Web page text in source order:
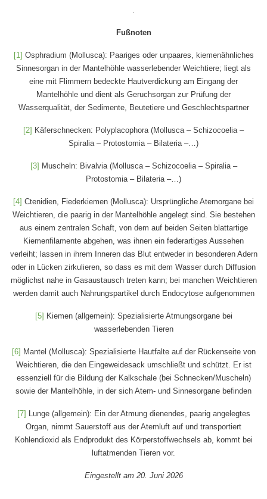
Fußnoten
[1] Osphradium (Mollusca): Paariges oder unpaares, kiemenähnliches
Sinnesorgan in der Mantelhöhle wasserlebender Weichtiere; liegt als
eine mit Flimmern bedeckte Hautverdickung am Eingang der
Mantelhöhle und dient als Geruchsorgan zur Prüfung der
Wasserqualität, der Sedimente, Beutetiere und Geschlechtspartner
[2] Käferschnecken: Polyplacophora (Mollusca – Schizocoelia –
Spiralia – Protostomia – Bilateria –…)
[3] Muscheln: Bivalvia (Mollusca – Schizocoelia – Spiralia –
Protostomia – Bilateria –…)
[4] Ctenidien, Fiederkiemen (Mollusca): Ursprüngliche Atemorgane bei
Weichtieren, die paarig in der Mantelhöhle angelegt sind. Sie bestehen
aus einem zentralen Schaft, von dem auf beiden Seiten blattartige
Kiemenfilamente abgehen, was ihnen ein federartiges Aussehen
verleiht; lassen in ihrem Inneren das Blut entweder in besonderen Adern
oder in Lücken zirkulieren, so dass es mit dem Wasser durch Diffusion
möglichst nahe in Gasaustausch treten kann; bei manchen Weichtieren
werden damit auch Nahrungspartikel durch Endocytose aufgenommen
[5] Kiemen (allgemein): Spezialisierte Atmungsorgane bei
wasserlebenden Tieren
[6] Mantel (Mollusca): Spezialisierte Hautfalte auf der Rückenseite von
Weichtieren, die den Eingeweidesack umschließt und schützt. Er ist
essenziell für die Bildung der Kalkschale (bei Schnecken/Muscheln)
sowie der Mantelhöhle, in der sich Atem- und Sinnesorgane befinden
[7] Lunge (allgemein): Ein der Atmung dienendes, paarig angelegtes
Organ, nimmt Sauerstoff aus der Atemluft auf und transportiert
Kohlendioxid als Endprodukt des Körperstoffwechsels ab, kommt bei
luftatmenden Tieren vor.
Eingestellt am 20. Juni 2026